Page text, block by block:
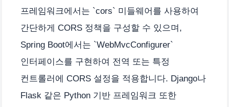
프레임워크에서는 `cors` 미들웨어를 사용하여
간단하게 CORS 정책을 구성할 수 있으며,
Spring Boot에서는 `WebMvcConfigurer`
인터페이스를 구현하여 전역 또는 특정
컨트롤러에 CORS 설정을 적용합니다. Django나
Flask 같은 Python 기반 프레임워크 또한